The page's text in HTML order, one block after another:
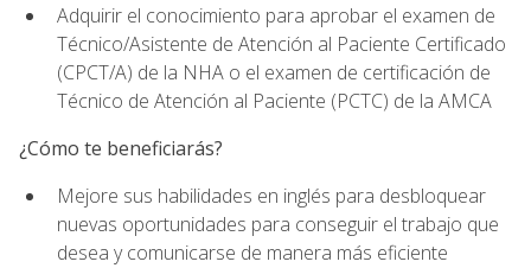
Adquirir el conocimiento para aprobar el examen de
Técnico/Asistente de Atención al Paciente Certificado
(CPCT/A) de la NHA o el examen de certificación de
Técnico de Atención al Paciente (PCTC) de la AMCA
¿Cómo te beneficiarás?
Mejore sus habilidades en inglés para desbloquear
nuevas oportunidades para conseguir el trabajo que
desea y comunicarse de manera más eficiente